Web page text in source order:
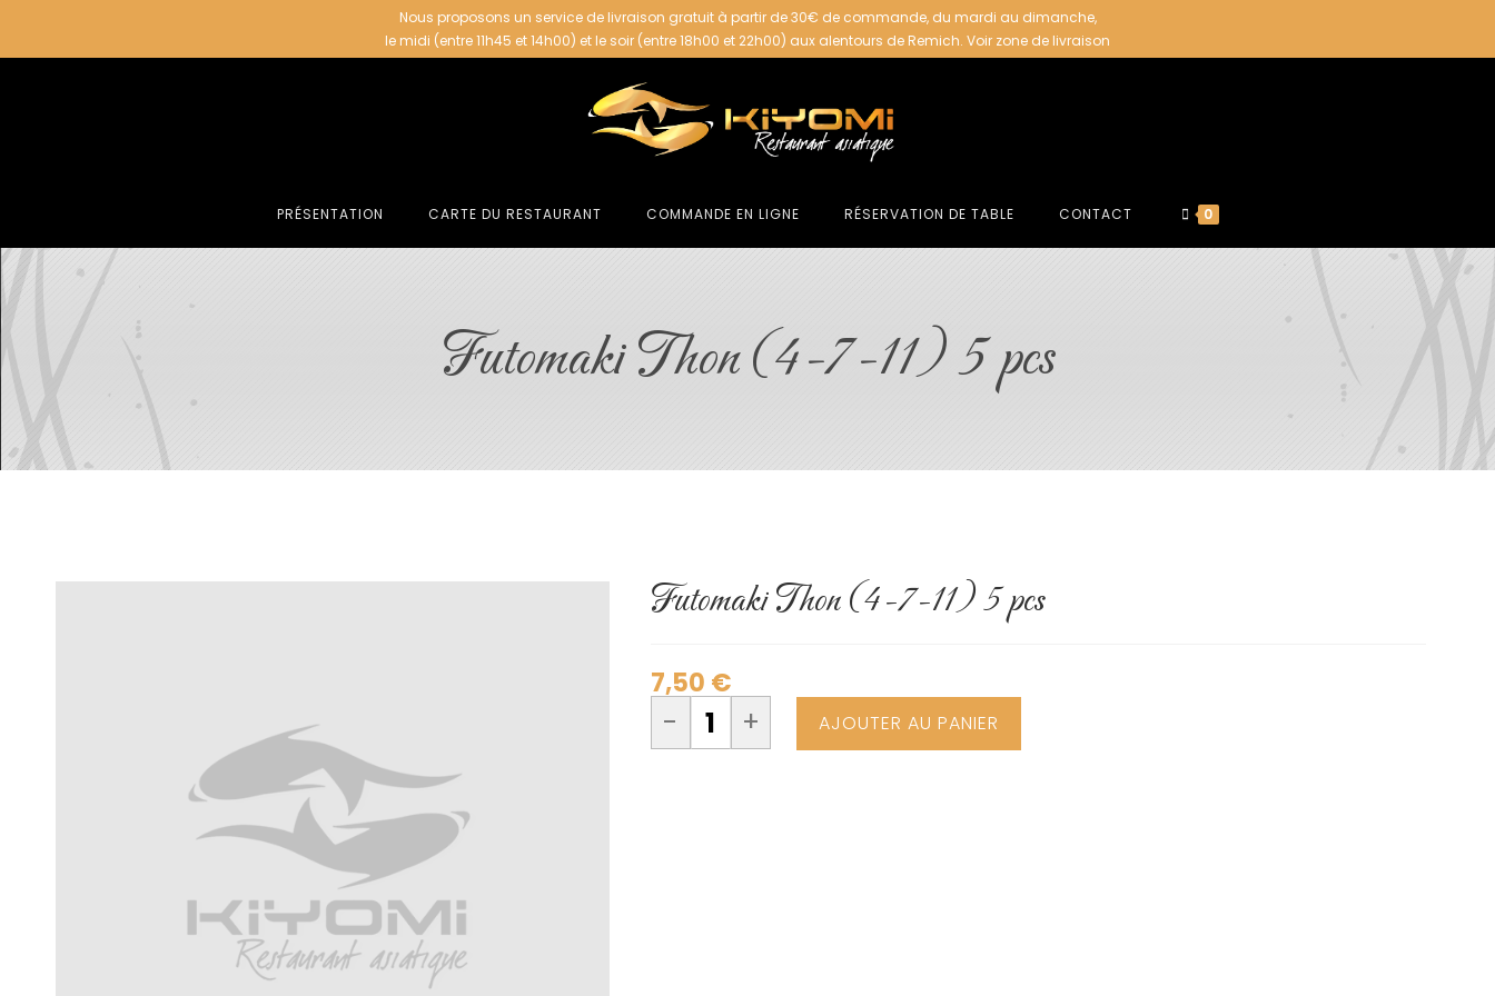
Nous proposons un service de livraison gratuit à partir de 30€ de commande, du mardi au dimanche,
le midi (entre 11h45 et 14h00) et le soir (entre 18h00 et 22h00) aux alentours de Remich. Voir zone de livraison
PRÉSENTATION CARTE DU RESTAURANT COMMANDE EN LIGNE RÉSERVATION DE TABLE CONTACT 0
Futomaki Thon (4-7-11) 5 pcs
Futomaki Thon (4-7-11) 5 pcs
7,50 €
- + AJOUTER AU PANIER